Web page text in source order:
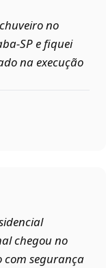
no
e fiquei
na execução
chegou no
com segurança